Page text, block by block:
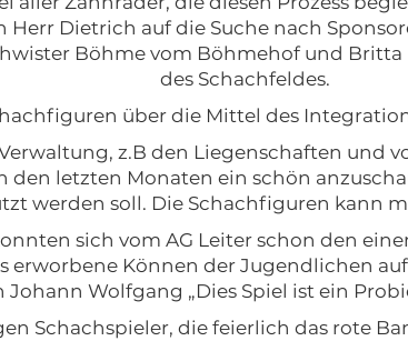
Dietrich auf die Suche nach
Böhme vom Böhmehof und
des Schachfeldes.
über die Mittel des
z.B den Liegenschaften und
letzten Monaten ein schön
werden soll. Die Schachfiguren kann
sich vom AG Leiter schon den
erworbene Können der Jugendlichen
Johann Wolfgang „Dies Spiel ist ein
Schachspieler, die feierlich das rote